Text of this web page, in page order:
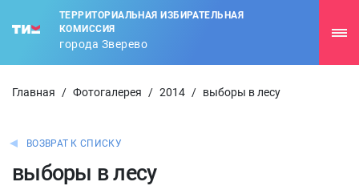
ТЕРРИТОРИАЛЬНАЯ ИЗБИРАТЕЛЬНАЯ
КОМИССИЯ
города Зверево
Главная / Фотогалерея / 2014 / выборы в лесу
ВОЗВРАТ К СПИСКУ
выборы в лесу